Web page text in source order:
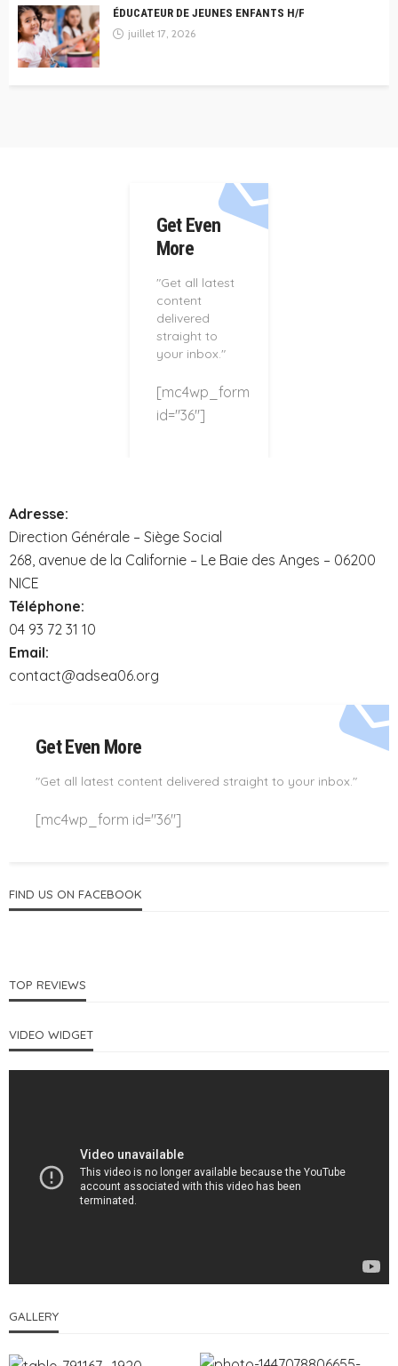
ÉDUCATEUR DE JEUNES ENFANTS H/F
juillet 17, 2026
Get Even
More
"Get all latest
content
delivered
straight to
your inbox."
[mc4wp_form
id="36"]
Adresse:
Direction Générale – Siège Social
268, avenue de la Californie – Le Baie des Anges – 06200
NICE
Téléphone:
04 93 72 31 10
Email:
contact@adsea06.org
Get Even More
"Get all latest content delivered straight to your inbox."
[mc4wp_form id="36"]
FIND US ON FACEBOOK
TOP REVIEWS
VIDEO WIDGET
GALLERY